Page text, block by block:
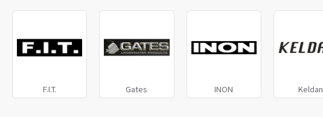
F.I.T. Gates INON Keldan